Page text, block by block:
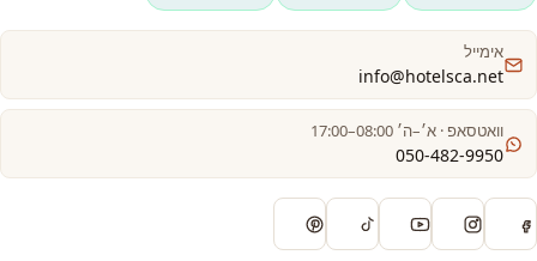
אימייל
info@hotelsca.net
וואטסאפ · א׳–ה׳ 08:00–17:00
050-482-9950